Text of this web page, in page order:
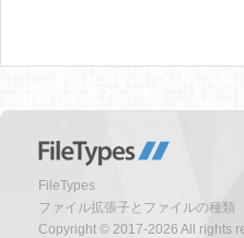
FileTypes
ファイル拡張子とファイルの種類
Copyright © 2017-2026 All rights